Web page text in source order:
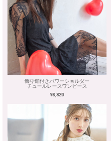
飾り釦付きパワーショルダー
チュールレースワンピース
¥6,820